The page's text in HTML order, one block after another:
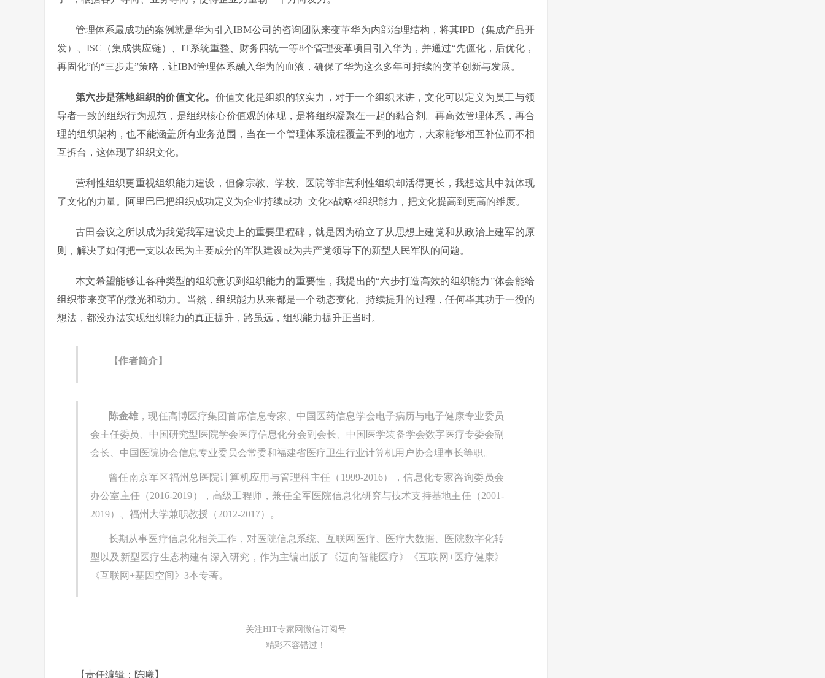
管理体系最成功的案例就是华为引入IBM公司的咨询团队来变革华为内部治理结构，将其IPD（集成产品开
发）、ISC（集成供应链）、IT系统重整、财务四统一等8个管理变革项目引入华为，并通过“先僵化，后优化，
再固化”的“三步走”策略，让IBM管理体系融入华为的血液，确保了华为这么多年可持续的变革创新与发展。
第六步是落地组织的价值文化。 价值文化是组织的软实力，对于一个组织来讲，文化可以定义为员工与领
导者一致的组织行为规范，是组织核心价值观的体现，是将组织凝聚在一起的黏合剂。再高效管理体系，再合
理的组织架构，也不能涵盖所有业务范围，当在一个管理体系流程覆盖不到的地方，大家能够相互补位而不相
互拆台，这体现了组织文化。
营利性组织更重视组织能力建设，但像宗教、学校、医院等非营利性组织却活得更长，我想这其中就体现
了文化的力量。阿里巴巴把组织成功定义为企业持续成功=文化×战略×组织能力，把文化提高到更高的维度。
古田会议之所以成为我党我军建设史上的重要里程碑，就是因为确立了从思想上建党和从政治上建军的原
则，解决了如何把一支以农民为主要成分的军队建设成为共产党领导下的新型人民军队的问题。
本文希望能够让各种类型的组织意识到组织能力的重要性，我提出的“六步打造高效的组织能力”体会能给
组织带来变革的微光和动力。当然，组织能力从来都是一个动态变化、持续提升的过程，任何毕其功于一役的
想法，都没办法实现组织能力的真正提升，路虽远，组织能力提升正当时。
【作者简介】
陈金雄 ，现任高博医疗集团首席信息专家、中国医药信息学会电子病历与电子健康专业委员
会主任委员、中国研究型医院学会医疗信息化分会副会长、中国医学装备学会数字医疗专委会副
会长、中国医院协会信息专业委员会常委和福建省医疗卫生行业计算机用户协会理事长等职。
曾任南京军区福州总医院计算机应用与管理科主任（1999-2016），信息化专家咨询委员会
办公室主任（2016-2019），高级工程师，兼任全军医院信息化研究与技术支持基地主任（2001-
2019）、福州大学兼职教授（2012-2017）。
长期从事医疗信息化相关工作，对医院信息系统、互联网医疗、医疗大数据、医院数字化转
型以及新型医疗生态构建有深入研究，作为主编出版了《迈向智能医疗》《互联网+医疗健康》
《互联网+基因空间》3本专著。
关注HIT专家网微信订阅号
精彩不容错过！
【责任编辑：陈曦】